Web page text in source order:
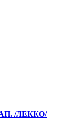
/ЛЕККО/